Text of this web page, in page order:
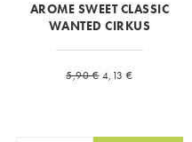
AROME SWEET CLASSIC
WANTED CIRKUS
Prix de base
5,90 € Prix
4,13 €